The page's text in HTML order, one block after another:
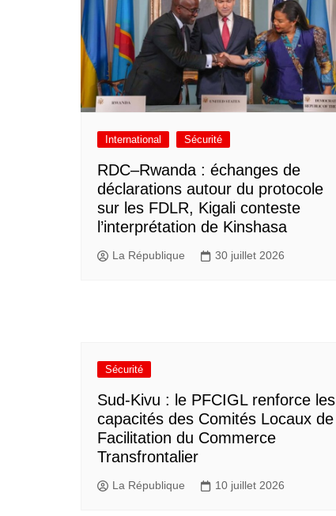
International Sécurité
RDC–Rwanda : échanges de
déclarations autour du protocole
sur les FDLR, Kigali conteste
l’interprétation de Kinshasa
La République 30 juillet 2026
Sécurité
Sud-Kivu : le PFCIGL renforce les
capacités des Comités Locaux de
Facilitation du Commerce
Transfrontalier
La République 10 juillet 2026